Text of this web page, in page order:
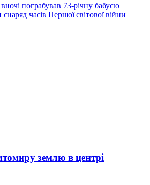
пограбував 73-річну бабусю
часів Першої світової війни
землю в центрі